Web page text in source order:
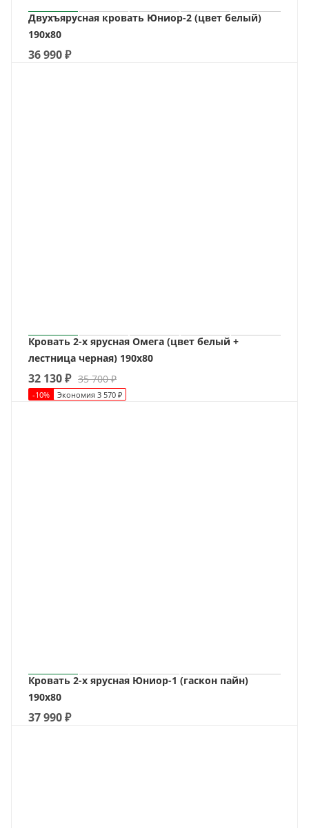
Двухъярусная кровать Юниор-2 (цвет белый)
190х80
36 990₽
Кровать 2-х ярусная Омега (цвет белый +
лестница черная) 190х80
32 130₽ 35 700₽
-10% Экономия 3 570 ₽
Кровать 2-х ярусная Юниор-1 (гаскон пайн)
190х80
37 990₽